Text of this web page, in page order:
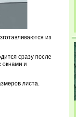
из
сразу после
окнами и
листа.